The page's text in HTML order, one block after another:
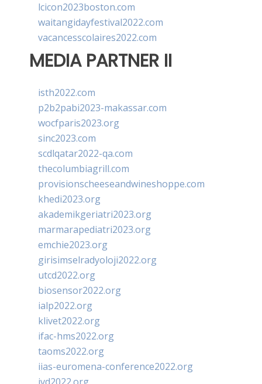
lcicon2023boston.com
waitangidayfestival2022.com
vacancesscolaires2022.com
MEDIA PARTNER II
isth2022.com
p2b2pabi2023-makassar.com
wocfparis2023.org
sinc2023.com
scdlqatar2022-qa.com
thecolumbiagrill.com
provisionscheeseandwineshoppe.com
khedi2023.org
akademikgeriatri2023.org
marmarapediatri2023.org
emchie2023.org
girisimselradyoloji2022.org
utcd2022.org
biosensor2022.org
ialp2022.org
klivet2022.org
ifac-hms2022.org
taoms2022.org
iias-euromena-conference2022.org